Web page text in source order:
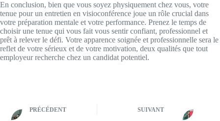
En conclusion, bien que vous soyez physiquement chez vous, votre
tenue pour un entretien en visioconférence joue un rôle crucial dans
votre préparation mentale et votre performance. Prenez le temps de
choisir une tenue qui vous fait vous sentir confiant, professionnel et
prêt à relever le défi. Votre apparence soignée et professionnelle sera le
reflet de votre sérieux et de votre motivation, deux qualités que tout
employeur recherche chez un candidat potentiel.
PRÉCÉDENT SUIVANT